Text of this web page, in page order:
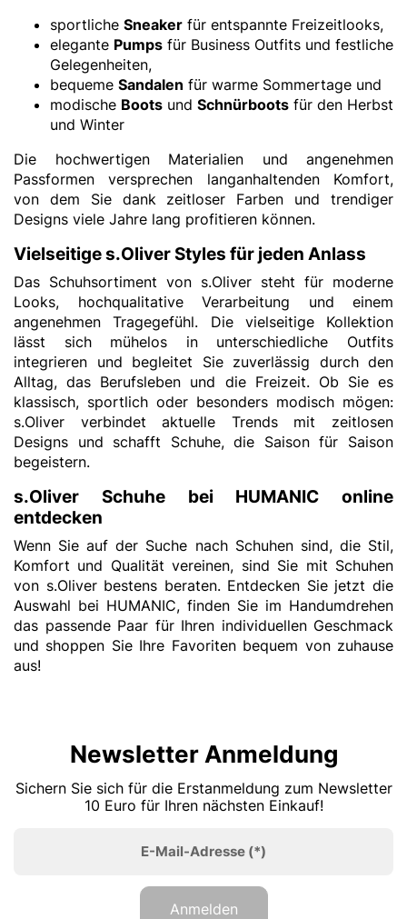
sportliche Sneaker für entspannte Freizeitlooks,
elegante Pumps für Business Outfits und festliche
Gelegenheiten,
bequeme Sandalen für warme Sommertage und
modische Boots und Schnürboots für den Herbst
und Winter
Die hochwertigen Materialien und angenehmen
Passformen versprechen langanhaltenden Komfort,
von dem Sie dank zeitloser Farben und trendiger
Designs viele Jahre lang profitieren können.
Vielseitige s.Oliver Styles für jeden Anlass
Das Schuhsortiment von s.Oliver steht für moderne
Looks, hochqualitative Verarbeitung und einem
angenehmen Tragegefühl. Die vielseitige Kollektion
lässt sich mühelos in unterschiedliche Outfits
integrieren und begleitet Sie zuverlässig durch den
Alltag, das Berufsleben und die Freizeit. Ob Sie es
klassisch, sportlich oder besonders modisch mögen:
s.Oliver verbindet aktuelle Trends mit zeitlosen
Designs und schafft Schuhe, die Saison für Saison
begeistern.
s.Oliver Schuhe bei HUMANIC online
entdecken
Wenn Sie auf der Suche nach Schuhen sind, die Stil,
Komfort und Qualität vereinen, sind Sie mit Schuhen
von s.Oliver bestens beraten. Entdecken Sie jetzt die
Auswahl bei HUMANIC, finden Sie im Handumdrehen
das passende Paar für Ihren individuellen Geschmack
und shoppen Sie Ihre Favoriten bequem von zuhause
aus!
Newsletter Anmeldung
Sichern Sie sich für die Erstanmeldung zum Newsletter
10 Euro für Ihren nächsten Einkauf!
E-Mail-Adresse (*)
Anmelden